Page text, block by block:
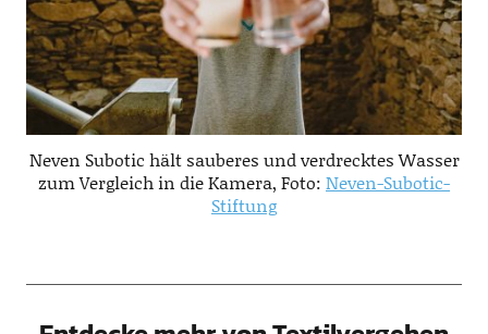
Neven Subotic hält sauberes und verdrecktes Wasser
zum Vergleich in die Kamera, Foto: Neven-Subotic-
Stiftung